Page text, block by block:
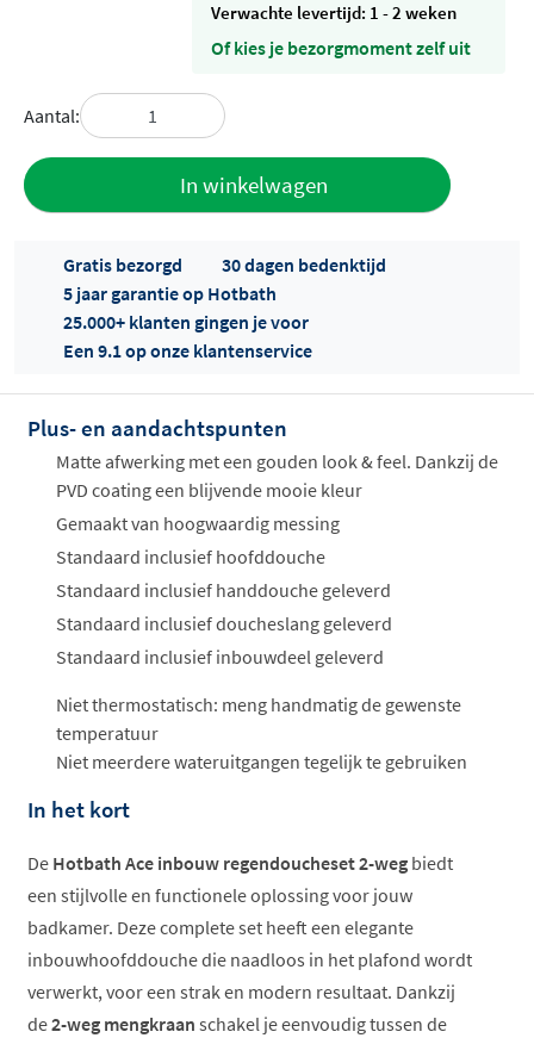
Verwachte levertijd: 1 - 2 weken
Of kies je bezorgmoment zelf uit
Aantal:
In winkelwagen
Offertes
ophalen...
Gratis bezorgd
30 dagen bedenktijd
5 jaar garantie op Hotbath
25.000+ klanten gingen je voor
Een 9.1 op onze klantenservice
Plus- en aandachtspunten
Matte afwerking met een gouden look & feel. Dankzij de
PVD coating een blijvende mooie kleur
Gemaakt van hoogwaardig messing
Standaard inclusief hoofddouche
Standaard inclusief handdouche geleverd
Standaard inclusief doucheslang geleverd
Standaard inclusief inbouwdeel geleverd
Niet thermostatisch: meng handmatig de gewenste
temperatuur
Niet meerdere wateruitgangen tegelijk te gebruiken
In het kort
De Hotbath Ace inbouw regendoucheset 2-weg biedt
een stijlvolle en functionele oplossing voor jouw
badkamer. Deze complete set heeft een elegante
inbouwhoofddouche die naadloos in het plafond wordt
verwerkt, voor een strak en modern resultaat. Dankzij
de2-weg mengkraan schakel je eenvoudig tussen de